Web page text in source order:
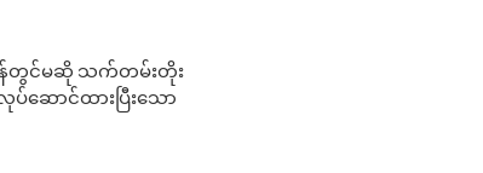
ျိန်တွင်မဆို သက်တမ်းတိုး
ောင်ထားပြီးသော